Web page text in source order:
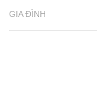
GIA ĐÌNH